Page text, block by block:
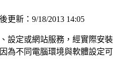
更新：9/18/2013 14:05
設定或網站服務，經實際安裝
為不同電腦環境與軟體設定可